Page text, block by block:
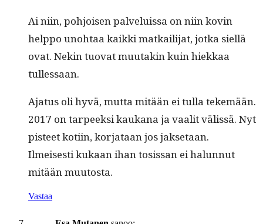
Ai niin, pohjoisen palveluis­sa on niin kovin
help­po uno­htaa kaik­ki matkail­i­jat, jot­ka siel­lä
ovat. Nekin tuo­vat muu­takin kuin hiekkaa
tullessaan.
Aja­tus oli hyvä, mut­ta mitään ei tul­la tekemään.
2017 on tarpeek­si kaukana ja vaalit välis­sä. Nyt
pis­teet koti­in, kor­jataan jos jaksetaan.
Ilmeis­es­ti kukaan ihan tosis­san ei halun­nut
mitään muutosta.
Vastaa